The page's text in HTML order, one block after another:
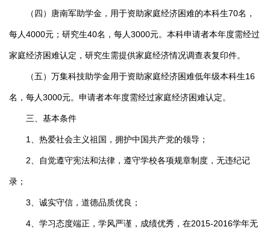
（四）唐南军助学金，用于资助家庭经济困难的本科生70名，
每人4000元；研究生40名，每人3000元。本科申请者本年度需经过
家庭经济困难认定，研究生需提供家庭经济情况调查表复印件。
（五）万集科技助学金用于资助家庭经济困难低年级本科生16
名，每人3000元。申请者本年度需经过家庭经济困难认定。
三、基本条件
1、热爱社会主义祖国，拥护中国共产党的领导；
2、自觉遵守宪法和法律，遵守学校各项规章制度，无违纪记
录；
3、诚实守信，道德品质优良；
4、学习态度端正，学风严谨，成绩优秀，在2015-2016学年无